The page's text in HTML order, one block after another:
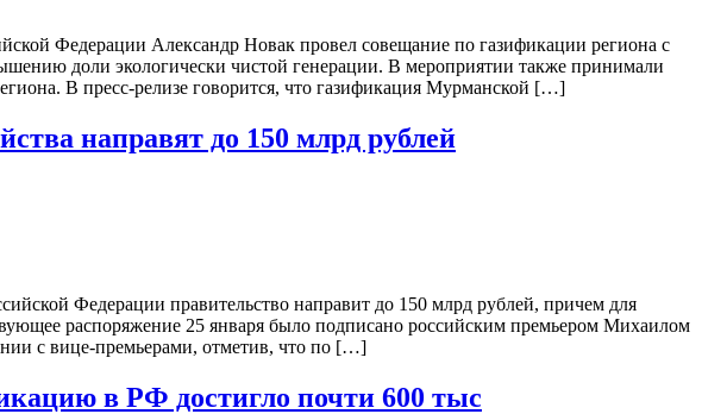
Федерации Александр Новак провел совещание по газификации региона с
доли экологически чистой генерации. В мероприятии также принимали
В пресс-релизе говорится, что газификация Мурманской […]
направят до 150 млрд рублей
Федерации правительство направит до 150 млрд рублей, причем для
распоряжение 25 января было подписано российским премьером Михаилом
с вице-премьерами, отметив, что по […]
в РФ достигло почти 600 тыс